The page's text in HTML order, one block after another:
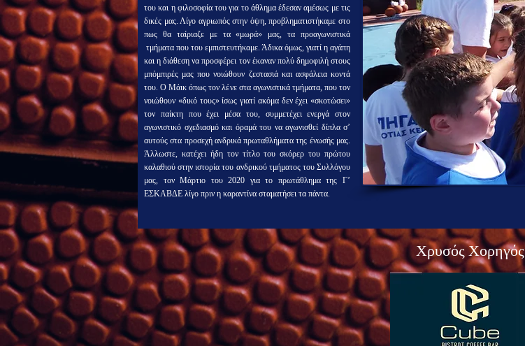
του και η φιλοσοφία του για το άθλημα έδεσαν αμέσως με τις
δικές μας. Λίγο αγριωπός στην όψη, προβληματιστήκαμε στο
πως θα ταίριαζε με τα «μωρά» μας, τα προαγωνιστικά
τμήματα που του εμπιστευτήκαμε. Άδικα όμως, γιατί η αγάπη
και η διάθεση να προσφέρει τον έκαναν πολύ δημοφιλή στους
μπόμπιρές μας που νοιώθουν ζεστασιά και ασφάλεια κοντά
του. Ο Μάικ όπως τον λένε στα αγωνιστικά τμήματα, που τον
νοιώθουν «δικό τους» ίσως γιατί ακόμα δεν έχει «σκοτώσει»
τον παίκτη που έχει μέσα του, συμμετέχει ενεργά στον
αγωνιστικό σχεδιασμό και όραμά του να αγωνισθεί δίπλα σ’
αυτούς στα προσεχή ανδρικά πρωταθλήματα της ένωσής μας.
Άλλωστε, κατέχει ήδη τον τίτλο του σκόρερ του πρώτου
καλαθιού στην ιστορία του ανδρικού τμήματος του Συλλόγου
μας, τον Μάρτιο του 2020 για το πρωτάθλημα της Γ’
ΕΣΚΑΒΔΕ λίγο πριν η καραντίνα σταματήσει τα πάντα.
Χρυσός Χορηγός